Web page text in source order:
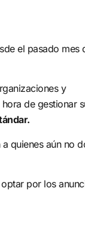
el pasado mes
y
de gestionar
quienes aún no
por los